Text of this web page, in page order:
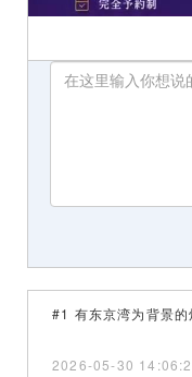
#1 有东京湾为背景的
2026-05-30